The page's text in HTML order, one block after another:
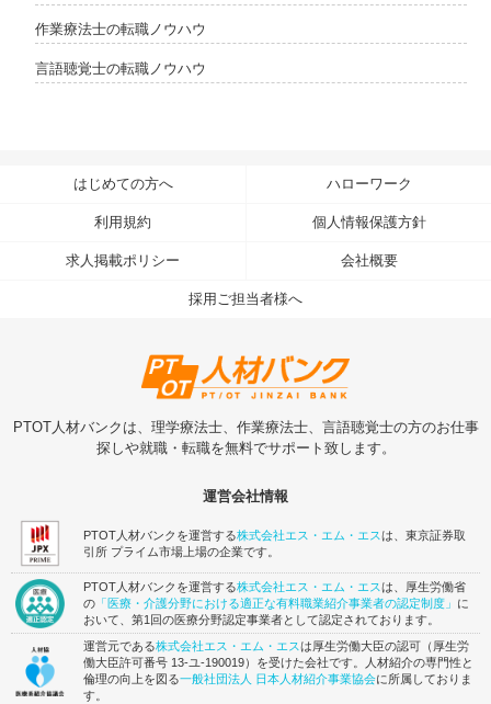
作業療法士の転職ノウハウ
言語聴覚士の転職ノウハウ
はじめての方へ ハローワーク
利用規約 個人情報保護方針
求人掲載ポリシー 会社概要
採用ご担当者様へ
PTOT人材バンクは、理学療法士、作業療法士、言語聴覚士の方のお仕事
探しや就職・転職を無料でサポート致します。
運営会社情報
PTOT人材バンクを運営する株式会社エス・エム・エスは、東京証券取
引所 プライム市場上場の企業です。
PTOT人材バンクを運営する株式会社エス・エム・エスは、厚生労働省
の 「医療・介護分野における適正な有料職業紹介事業者の認定制度」 に
おいて、第1回の医療分野認定事業者として認定されております。
運営元である株式会社エス・エム・エスは厚生労働大臣の認可（厚生労
働大臣許可番号 13-ユ-190019）を受けた会社です。人材紹介の専門性と
倫理の向上を図る一般社団法人 日本人材紹介事業協会に所属しておりま
す。